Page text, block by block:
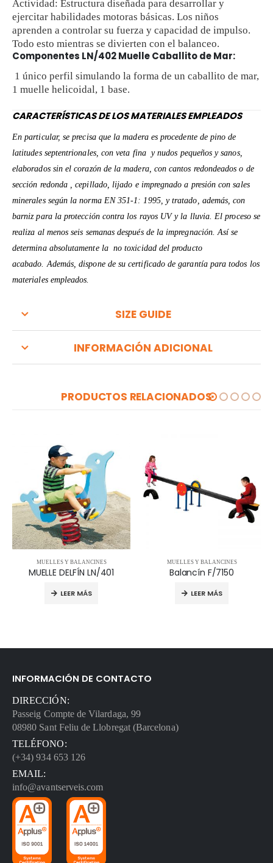
Actividad: Estructura diseñada para desarrollar y
ejercitar habilidades motoras básicas. Los niños
aprenden a controlar su fuerza y capacidad de impulso.
Todo esto mientras se divierten con el balanceo.
Componentes LN/402 Muelle Caballito de Mar:
1 único perfil simulando la forma de un caballito de mar,
1 muelle helicoidal, 1 base.
CARACTERÍSTICAS DE LOS MATERIALES EMPLEADOS
En particular, se precisa que la madera es procedente de pino de
latitudes septentrionales, con veta fina y nudos pequeños y sanos,
elaborados sin el corazón de la madera, con cantos redondeados o de
sección redonda , cepillado, lijado e impregnado a presión con sales
minerales según la norma EN 351-1: 1995, y tratado, además, con
barniz para la protección contra los rayos UV y la lluvia. El proceso se
realiza al menos seis semanas después de la impregnación. Así se
determina absolutamente la no toxicidad del producto
acabado. Además, dispone de su certificado de garantía para todos los
materiales empleados.
SIZE GUIDE
INFORMACIÓN ADICIONAL
PRODUCTOS RELACIONADOS
MUELLES Y BALANCINES
MUELLE DELFÍN LN/401
LEER MÁS
MUELLES Y BALANCINES
Balancín F/7150
LEER MÁS
INFORMACIÓN DE CONTACTO
DIRECCIÓN:
Passeig Compte de Vilardaga, 99
08980 Sant Feliu de Llobregat (Barcelona)
TELÉFONO:
(+34) 934 653 126
EMAIL:
info@avantserveis.com